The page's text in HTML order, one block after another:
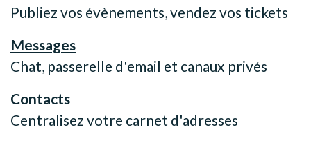
Publiez vos évènements, vendez vos tickets
Messages
Chat, passerelle d'email et canaux privés
Contacts
Centralisez votre carnet d'adresses